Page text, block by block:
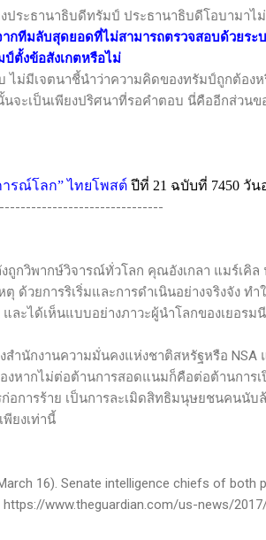
านาธิบดีทรัมป์ ประธานาธิบดีโอบามาไม่เ
กทีมลับสุดยอดที่ไม่สามารถตรวจสอบด้วยระ
ป์ตั้งข้อสังเกตหรือไม่
เจตนาชี้นำว่าความคิดของทรัมป์ถูกต้องห
ะเป็นเพียงปริศนาที่รอคำตอบ นี่คืออีกส่วนขอ
ารณ์โลก”ไทยโพสต์ ปีที่ 21 ฉบับที่ 7450 วัน
-------------------------------
งถูกวิพากษ์วิจารณ์ทั่วโลก คุณอังเกลา แมร์เคิล
ด้วยการริเริ่มและการดำเนินอย่างจริงจัง ท
และได้เห็นแบบอย่างภาวะผู้นำโลกของเยอรม
ำนักงานความมั่นคงแห่งชาติสหรัฐหรือ NSA
งหากไม่ต่อต้านการสอดแนมก็คือต่อต้านการ
อการร้าย เป็นการละเมิดสิทธิมนุษยชนคนนั
พียงเท่านี้
16). Senate intelligence chiefs of both
https://www.theguardian.com/us-news/